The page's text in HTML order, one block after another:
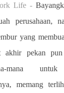
Life -
perusahaan,
yang
akhir pekan pun
mana untuk
memang